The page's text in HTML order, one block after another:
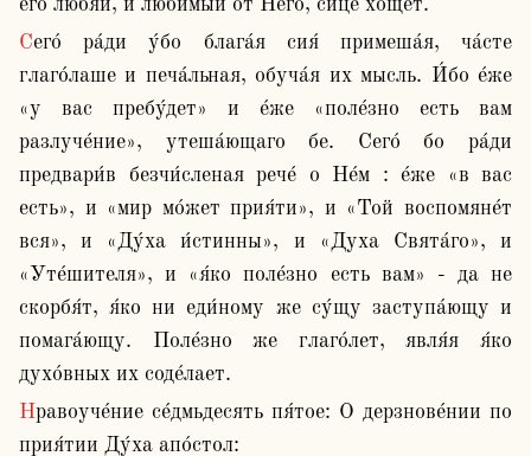
его́ любя́й, и люби́мый от Него́, си́це хо́щет.
Сего́ ра́ди у́бо блага́я сия́ примеша́я, ча́сте
глаго́лаше и печа́льная, обуча́я их мысль. И́бо е́же
«у вас пребу́дет» и е́же «поле́зно есть вам
разлуче́ние», утеша́ющаго бе. Сего́ бо ра́ди
предвари́в безчи́сленая рече́ о Не́м : е́же «в вас
есть», и «мир мо́жет прия́ти», и «Той воспомяне́т
вся», и «Ду́ха и́стинны», и «Духа Свята́го», и
«Уте́шителя», и «я́ко поле́зно есть вам» - да не
скорбя́т, я́ко ни еди́ному же су́щу заступа́ющу и
помага́ющу. Поле́зно же глаго́лет, явля́я я́ко
духо́вных их соде́лает.
Нравоуче́ние се́дмьдесять пя́тое: О дерзнове́нии по
прия́тии Ду́ха апо́стол: